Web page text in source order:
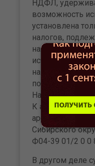
НДФЛ,
возмож­ность
установлена
налогов,
исчислении
налоговым
положения
На­логового
К
арбитры в
Сибирского
Ф04-39 01/2 0 0
В другом деле